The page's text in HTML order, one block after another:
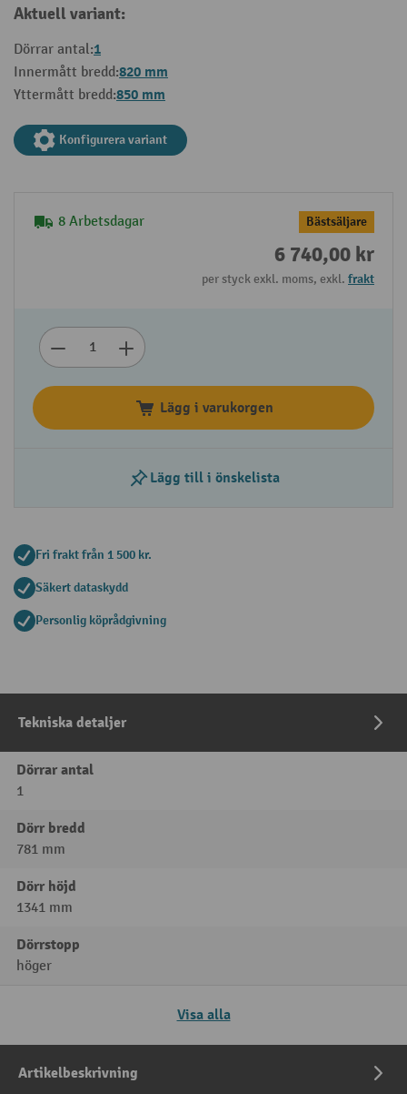
Aktuell variant:
Dörrar antal:1
Innermått bredd:820 mm
Yttermått bredd:850 mm
Konfigurera variant
8 Arbetsdagar Bästsäljare
6 740,00 kr
per styck exkl. moms, exkl. frakt
Lägg i varukorgen
Lägg till i önskelista
Fri frakt från 1 500 kr.
Säkert dataskydd
Personlig köprådgivning
Tekniska detaljer
Dörrar antal
1
Dörr bredd
781 mm
Dörr höjd
1341 mm
Dörrstopp
höger
Visa alla
Artikelbeskrivning